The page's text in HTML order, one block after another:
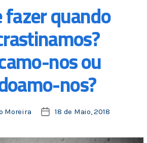
fazer quando
nos ou
nos?
Moreira 18 de Maio, 2018